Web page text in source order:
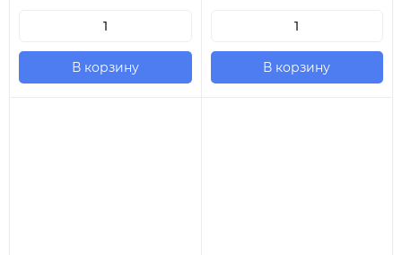
В корзину В корзину